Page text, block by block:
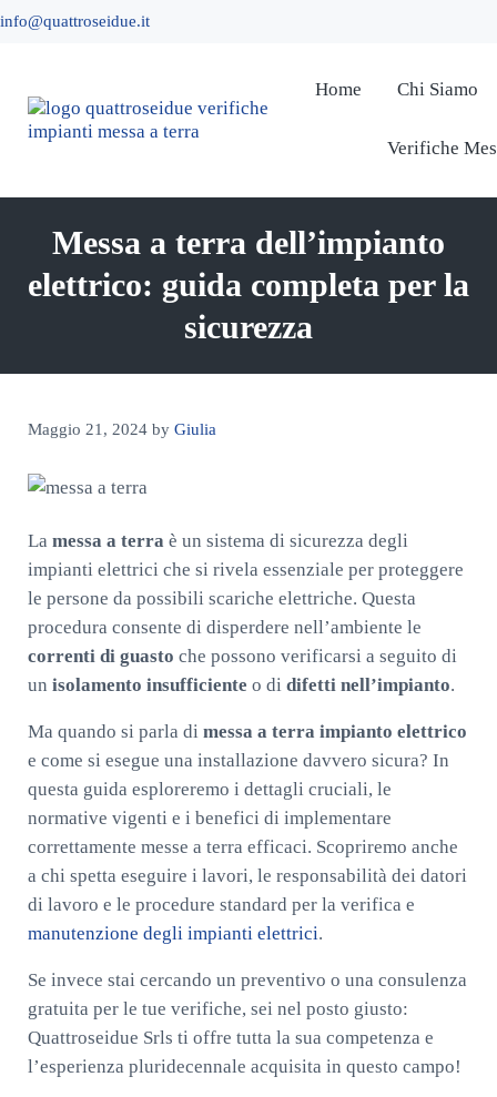
Passa al contenuto principale
Skip to header right navigation
Skip to site footer
info@quattroseidue.it
QuattroSeiDue - Verifiche Impianti Messa a
Home Chi Siamo
Verifiche
Messa a terra dell’impianto
elettrico: guida completa per la
sicurezza
Maggio 21, 2024 by Giulia
La messa a terra è un sistema di sicurezza degli
impianti elettrici che si rivela essenziale per proteggere
le persone da possibili scariche elettriche. Questa
procedura consente di disperdere nell’ambiente le
correnti di guasto che possono verificarsi a seguito di
un isolamento insufficiente o di difetti nell’impianto.
Ma quando si parla di messa a terra impianto elettrico
e come si esegue una installazione davvero sicura? In
questa guida esploreremo i dettagli cruciali, le
normative vigenti e i benefici di implementare
correttamente messe a terra efficaci. Scopriremo anche
a chi spetta eseguire i lavori, le responsabilità dei datori
di lavoro e le procedure standard per la verifica e
manutenzione degli impianti elettrici.
Se invece stai cercando un preventivo o una consulenza
gratuita per le tue verifiche, sei nel posto giusto:
Quattroseidue Srls ti offre tutta la sua competenza e
l’esperienza pluridecennale acquisita in questo campo!